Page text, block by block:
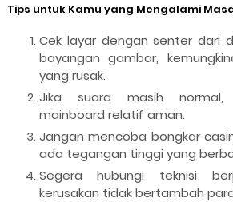
Tips untuk Kamu yang Mengalami
Cek layar dengan senter dari
bayangan gambar,
yang rusak.
Jika suara masih normal,
mainboard relatif aman.
Jangan mencoba bongkar
ada tegangan tinggi yang
Segera hubungi teknisi
kerusakan tidak bertambah